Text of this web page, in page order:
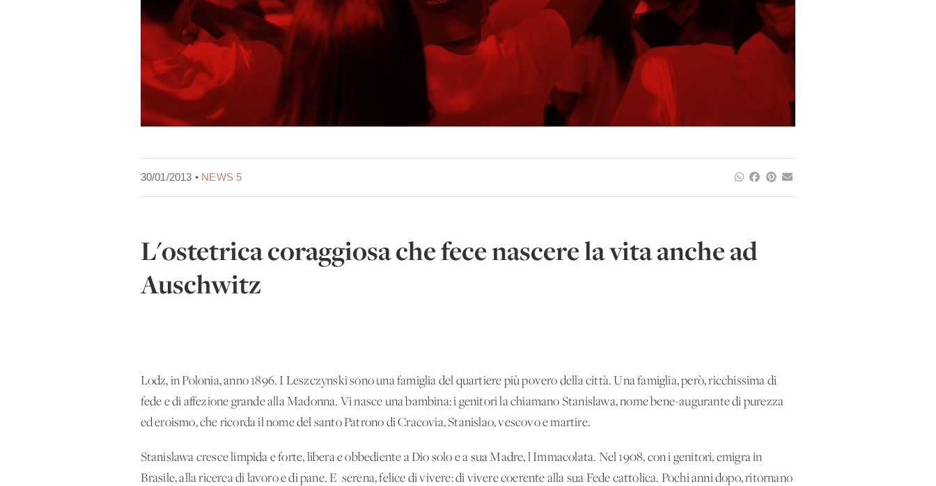
30/01/2013 • NEWS 5
L'ostetrica coraggiosa che fece nascere la vita anche ad
Auschwitz
Lodz, in Polonia, anno 1896. I Leszczynski sono una famiglia del quartiere più povero della città. Una famiglia, però, ricchissima di
fede e di affezione grande alla Madonna. Vi nasce una bambina: i genitori la chiamano Stanislawa, nome bene-augurante di purezza
ed eroismo, che ricorda il nome del santo Patrono di Cracovia, Stanislao, vescovo e martire.
Stanislawa cresce limpida e forte, libera e obbediente a Dio solo e a sua Madre, l'Immacolata. Nel 1908, con i genitori, emigra in
Brasile, alla ricerca di lavoro e di pane. E' serena, felice di vivere: di vivere coerente alla sua Fede cattolica. Pochi anni dopo, ritornano